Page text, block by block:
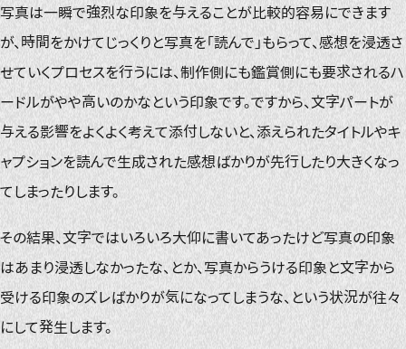
写真は一瞬で強烈な印象を与えることが比較的容易にできます
が、時間をかけてじっくりと写真を「読んで」もらって、感想を浸透さ
せていくプロセスを行うには、制作側にも鑑賞側にも要求されるハ
ードルがやや高いのかなという印象です。ですから、文字パートが
与える影響をよくよく考えて添付しないと、添えられたタイトルやキ
ャプションを読んで生成された感想ばかりが先行したり大きくなっ
てしまったりします。
その結果、文字ではいろいろ大仰に書いてあったけど写真の印象
はあまり浸透しなかったな、とか、写真からうける印象と文字から
受ける印象のズレばかりが気になってしまうな、という状況が往々
にして発生します。